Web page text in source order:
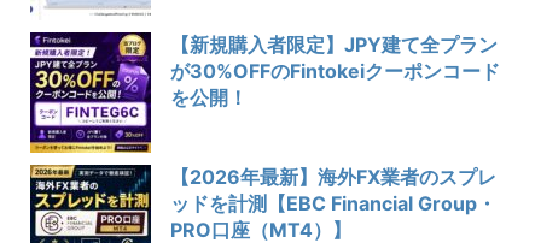
【新規購入者限定】JPY建て全プラン
が30%OFFのFintokeiクーポンコード
を公開！
【2026年最新】海外FX業者のスプレ
ッドを計測【EBC Financial Group・
PRO口座（MT4）】